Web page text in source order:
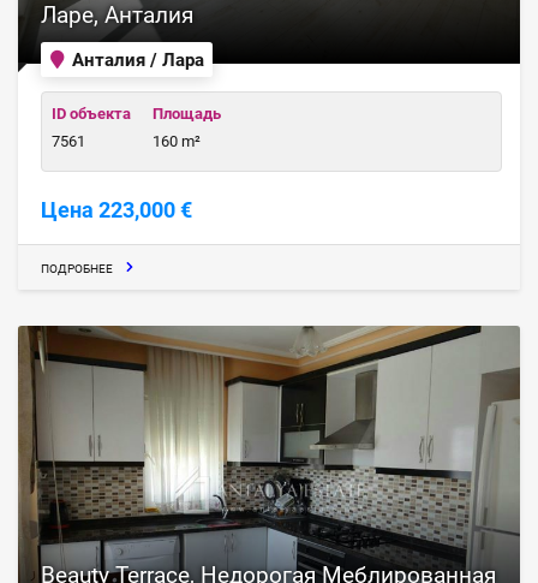
Анталия / Лара
Ларе, Анталия
ID объекта
7561
Площадь
160 m²
Цена 223,000 €
ПОДРОБНЕЕ
Beauty Terrace, Недорогая Меблированная